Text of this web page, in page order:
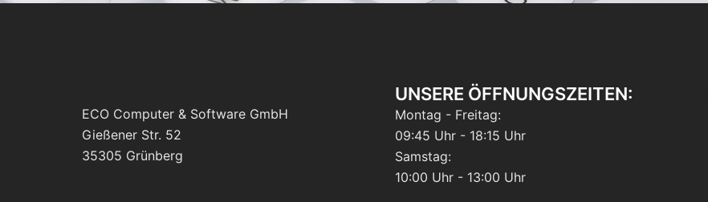
ECO Computer & Software GmbH
Gießener Str. 52
35305 Grünberg
UNSERE ÖFFNUNGSZEITEN:
Montag - Freitag:
09:45 Uhr - 18:15 Uhr
Samstag:
10:00 Uhr - 13:00 Uhr